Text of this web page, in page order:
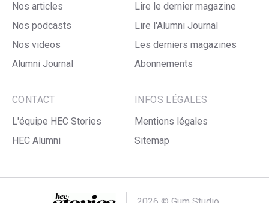
Nos articles
Nos podcasts
Nos videos
Alumni Journal
Lire le dernier magazine
Lire l'Alumni Journal
Les derniers magazines
Abonnements
CONTACT
L'équipe HEC Stories
HEC Alumni
INFOS LÉGALES
Mentions légales
Sitemap